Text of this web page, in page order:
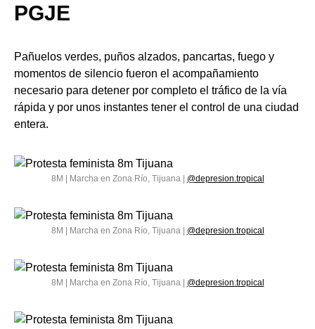
PGJE
Pañuelos verdes, puños alzados, pancartas, fuego y
momentos de silencio fueron el acompañamiento
necesario para detener por completo el tráfico de la vía
rápida y por unos instantes tener el control de una ciudad
entera.
8M | Marcha en Zona Río, Tijuana | @depresion.tropical
8M | Marcha en Zona Río, Tijuana | @depresion.tropical
8M | Marcha en Zona Río, Tijuana | @depresion.tropical